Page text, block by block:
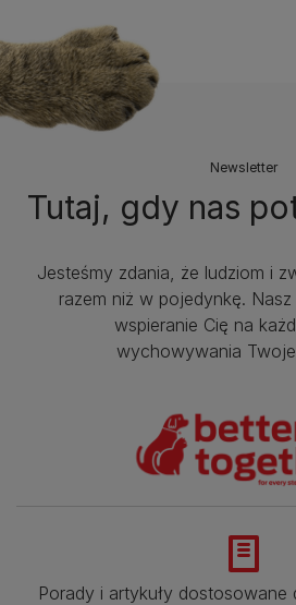
Newsletter
Tutaj, gdy nas
Jesteśmy zdania, że ludziom i
razem niż w pojedynkę. Nasz
wspieranie Cię na
wychowywania
Porady i artykuły